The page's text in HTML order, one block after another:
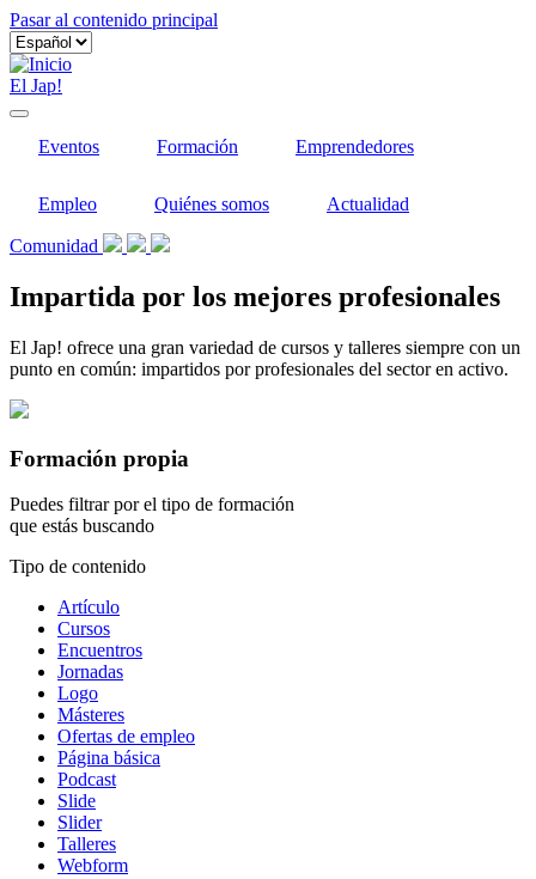
Pasar al contenido principal
El Jap!
Eventos Formación Emprendedores
Empleo Quiénes somos Actualidad
Comunidad
Impartida por los mejores profesionales
El Jap! ofrece una gran variedad de cursos y talleres siempre con un
punto en común: impartidos por profesionales del sector en activo.
Formación propia
Puedes filtrar por el tipo de formación
que estás buscando
Tipo de contenido
Artículo
Cursos
Encuentros
Jornadas
Logo
Másteres
Ofertas de empleo
Página básica
Podcast
Slide
Slider
Talleres
Webform